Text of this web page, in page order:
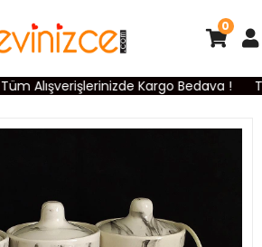
Tüm Alışverişlerinizde Kargo Bedava !
0